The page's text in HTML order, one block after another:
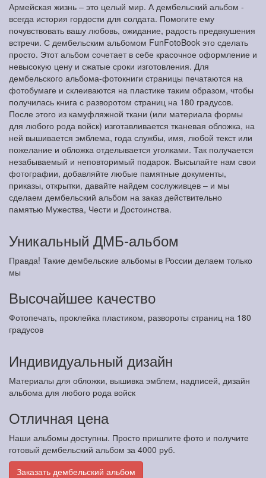
Армейская жизнь – это целый мир. А дембельский альбом -
всегда история гордости для солдата. Помогите ему
почувствовать вашу любовь, ожидание, радость предвкушения
встречи. С дембельским альбомом FunFotoBook это сделать
просто. Этот альбом сочетает в себе красочное оформление и
невысокую цену и сжатые сроки изготовления. Для
дембельского альбома-фотокниги страницы печатаются на
фотобумаге и склеиваются на пластике таким образом, чтобы
получилась книга с разворотом страниц на 180 градусов.
После этого из камуфляжной ткани (или материала формы
для любого рода войск) изготавливается тканевая обложка, на
ней вышивается эмблема, года службы, имя, любой текст или
пожелание и обложка отделывается уголками. Так получается
незабываемый и неповторимый подарок. Высылайте нам свои
фотографии, добавляйте любые памятные документы,
приказы, открытки, давайте найдем сослуживцев – и мы
сделаем дембельский альбом на заказ действительно
памятью Мужества, Чести и Достоинства.
Уникальный ДМБ-альбом
Правда! Такие дембельские альбомы в России делаем только
мы
Высочайшее качество
Фотопечать, проклейка пластиком, развороты страниц на 180
градусов
Индивидуальный дизайн
Материалы для обложки, вышивка эмблем, надписей, дизайн
альбома для любого рода войск
Отличная цена
Наши альбомы доступны. Просто пришлите фото и получите
готовый дембельский альбом за 4000 руб.
Заказать дембельский альбом